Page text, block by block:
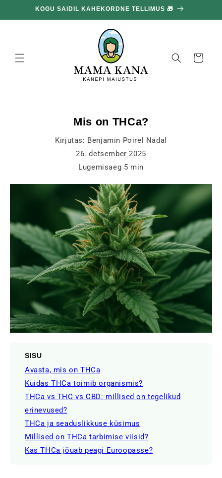
sisu
KOGU SAIDIL KAHEKORDNE TELLIMUS 🎁
Korv
Mis on THCa?
Kirjutas: Benjamin Poirel Nadal
26. detsember 2025
Lugemisaeg 5 min
SISU
Avasta, mis on THCa
Kuidas THCa toimib organismis?
THCa vs THC vs CBD: millised on tegelikud
erinevused?
THCa ja seaduslikkuse küsimus
Millised on THCa tarbimise viisid?
Kas THCa jõuab peagi Euroopasse?